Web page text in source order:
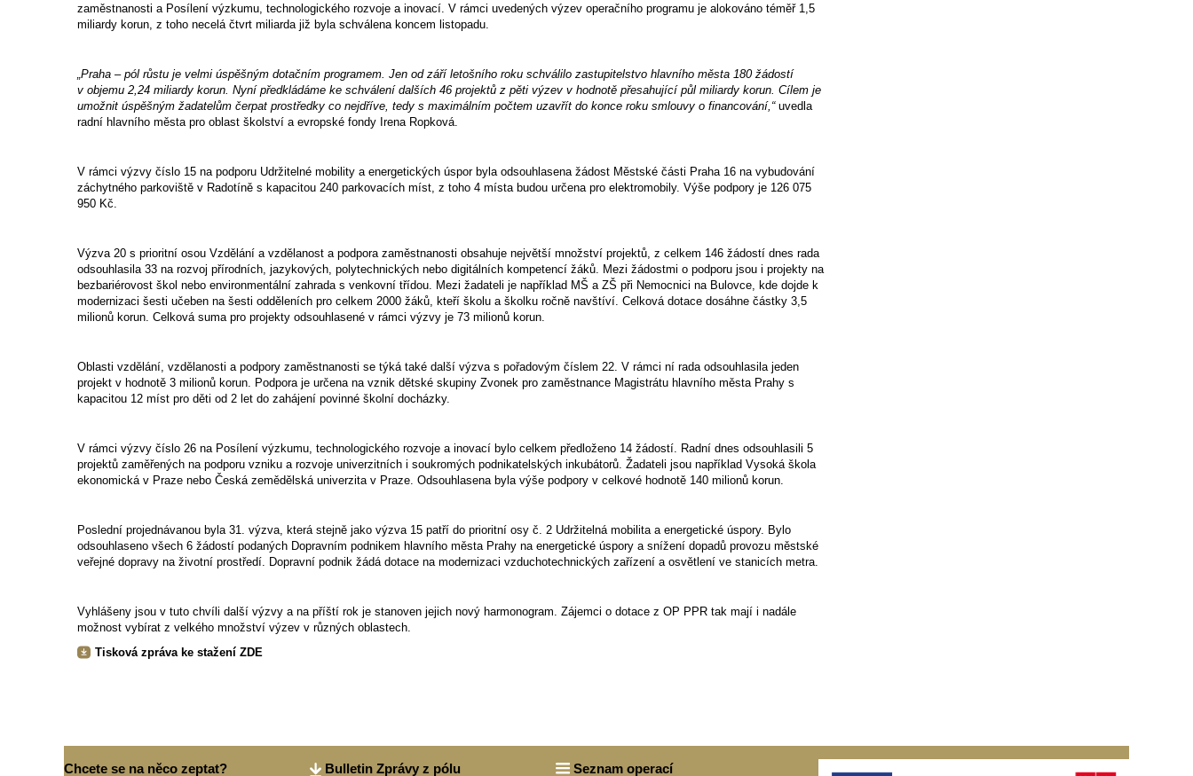
zaměstnanosti a Posílení výzkumu, technologického rozvoje a inovací. V rámci uvedených výzev operačního programu je alokováno téměř 1,5
miliardy korun, z toho necelá čtvrt miliarda již byla schválena koncem listopadu.
„Praha – pól růstu je velmi úspěšným dotačním programem. Jen od září letošního roku schválilo zastupitelstvo hlavního města 180 žádostí
v objemu 2,24 miliardy korun. Nyní předkládáme ke schválení dalších 46 projektů z pěti výzev v hodnotě přesahující půl miliardy korun. Cílem je
umožnit úspěšným žadatelům čerpat prostředky co nejdříve, tedy s maximálním počtem uzavřít do konce roku smlouvy o financování,“ uvedla
radní hlavního města pro oblast školství a evropské fondy Irena Ropková.
V rámci výzvy číslo 15 na podporu Udržitelné mobility a energetických úspor byla odsouhlasena žádost Městské části Praha 16 na vybudování
záchytného parkoviště v Radotíně s kapacitou 240 parkovacích míst, z toho 4 místa budou určena pro elektromobily. Výše podpory je 126 075
950 Kč.
Výzva 20 s prioritní osou Vzdělání a vzdělanost a podpora zaměstnanosti obsahuje největší množství projektů, z celkem 146 žádostí dnes rada
odsouhlasila 33 na rozvoj přírodních, jazykových, polytechnických nebo digitálních kompetencí žáků. Mezi žádostmi o podporu jsou i projekty na
bezbariérovost škol nebo environmentální zahrada s venkovní třídou. Mezi žadateli je například MŠ a ZŠ při Nemocnici na Bulovce, kde dojde k
modernizaci šesti učeben na šesti odděleních pro celkem 2000 žáků, kteří školu a školku ročně navštíví. Celková dotace dosáhne částky 3,5
milionů korun. Celková suma pro projekty odsouhlasené v rámci výzvy je 73 milionů korun.
Oblasti vzdělání, vzdělanosti a podpory zaměstnanosti se týká také další výzva s pořadovým číslem 22. V rámci ní rada odsouhlasila jeden
projekt v hodnotě 3 milionů korun. Podpora je určena na vznik dětské skupiny Zvonek pro zaměstnance Magistrátu hlavního města Prahy s
kapacitou 12 míst pro děti od 2 let do zahájení povinné školní docházky.
V rámci výzvy číslo 26 na Posílení výzkumu, technologického rozvoje a inovací bylo celkem předloženo 14 žádostí. Radní dnes odsouhlasili 5
projektů zaměřených na podporu vzniku a rozvoje univerzitních i soukromých podnikatelských inkubátorů. Žadateli jsou například Vysoká škola
ekonomická v Praze nebo Česká zemědělská univerzita v Praze. Odsouhlasena byla výše podpory v celkové hodnotě 140 milionů korun.
Poslední projednávanou byla 31. výzva, která stejně jako výzva 15 patří do prioritní osy č. 2 Udržitelná mobilita a energetické úspory. Bylo
odsouhlaseno všech 6 žádostí podaných Dopravním podnikem hlavního města Prahy na energetické úspory a snížení dopadů provozu městské
veřejné dopravy na životní prostředí. Dopravní podnik žádá dotace na modernizaci vzduchotechnických zařízení a osvětlení ve stanicích metra.
Vyhlášeny jsou v tuto chvíli další výzvy a na příští rok je stanoven jejich nový harmonogram. Zájemci o dotace z OP PPR tak mají i nadále
možnost vybírat z velkého množství výzev v různých oblastech.
Tisková zpráva ke stažení ZDE
Chcete se na něco zeptat? Bulletin Zprávy z pólu Seznam operací